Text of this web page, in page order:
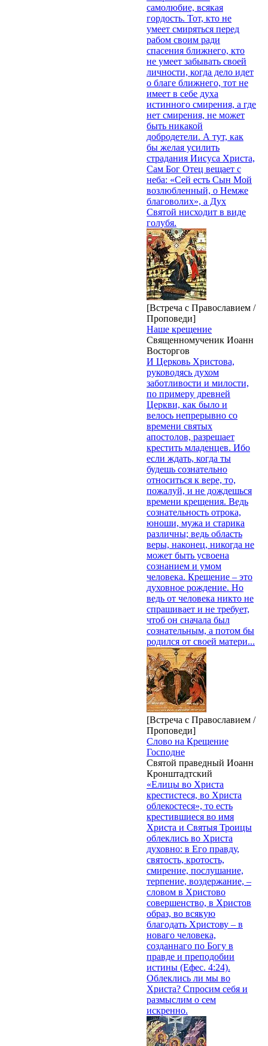
самолюбие, всякая
гордость. Тот, кто не
умеет смиряться перед
рабом своим ради
спасения ближнего, кто
не умеет забывать своей
личности, когда дело идет
о благе ближнего, тот не
имеет в себе духа
истинного смирения, а где
нет смирения, не может
быть никакой
добродетели. А тут, как
бы желая усилить
страдания Иисуса Христа,
Сам Бог Отец вещает с
неба: «Сей есть Сын Мой
возлюбленный, о Немже
благоволих», а Дух
Святой нисходит в виде
голубя.
[Встреча с Православием /
Проповеди]
Наше крещение
Священномученик Иоанн
Восторгов
И Церковь Христова,
руководясь духом
заботливости и милости,
по примеру древней
Церкви, как было и
велось непрерывно со
времени святых
апостолов, разрешает
крестить младенцев. Ибо
если ждать, когда ты
будешь сознательно
относиться к вере, то,
пожалуй, и не дождешься
времени крещения. Ведь
сознательность отрока,
юноши, мужа и старика
различны; ведь область
веры, наконец, никогда не
может быть усвоена
сознанием и умом
человека. Крещение – это
духовное рождение. Но
ведь от человека никто не
спрашивает и не требует,
чтоб он сначала был
сознательным, а потом бы
родился от своей матери...
[Встреча с Православием /
Проповеди]
Слово на Крещение
Господне
Святой праведный Иоанн
Кронштадтский
«Елицы во Христа
крестистеся, во Христа
облекостеся», то есть
крестившиеся во имя
Христа и Святыя Троицы
облеклись во Христа
духовно: в Его правду,
святость, кротость,
смирение, послушание,
терпение, воздержание, –
словом в Христово
совершенство, в Христов
образ, во всякую
благодать Христову – в
новаго человека,
созданнаго по Богу в
правде и преподобии
истины (Ефес. 4:24).
Облеклись ли мы во
Христа? Спросим себя и
размыслим о сем
искренно.